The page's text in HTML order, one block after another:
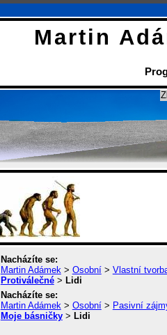
Martin
Nacházíte se:
Martin Adámek > Osobní> Vlastní
Protiválečné> Lidi
Nacházíte se:
Martin Adámek > Osobní> Pasivní
Moje básničky> Lidi